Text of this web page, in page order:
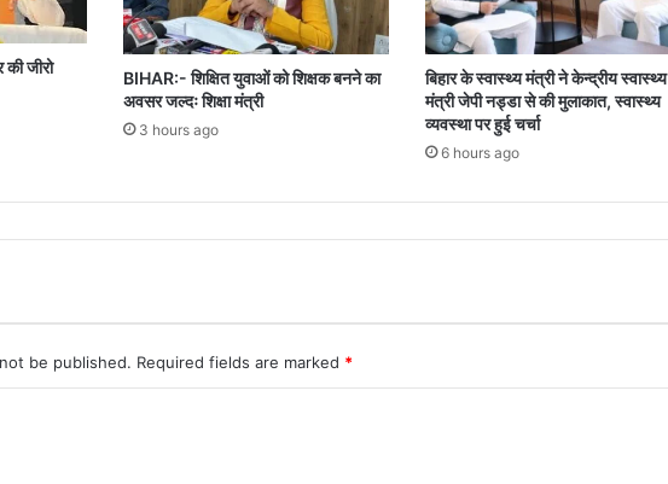
जीरो
BIHAR:- शिक्षित युवाओं को शिक्षक बनने का
अवसर जल्दः शिक्षा मंत्री
3 hours ago
बिहार के स्वास्थ्य मंत्री ने केन्द्रीय स्वास्थ्य
मंत्री जेपी नड्डा से की मुलाकात, स्वास्थ्य
व्यवस्था पर हुई चर्चा
6 hours ago
be published. Required fields are marked *